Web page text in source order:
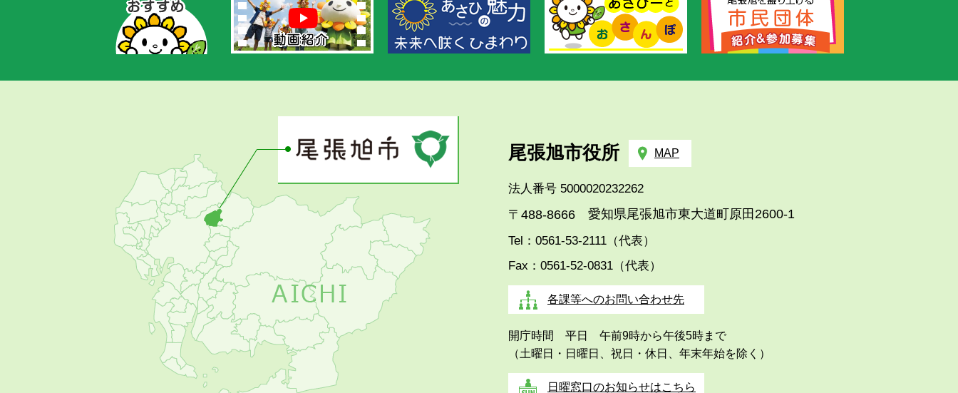
あ
す
め
尾張旭市役所 MAP
法人番号 5000020232262
〒488-8666 愛知県尾張旭市東大道町原田2600-1
Tel：0561-53-2111（代表）
Fax：0561-52-0831（代表）
各課等へのお問い合わせ先
開庁時間 平日 午前9時から午後5時まで
（土曜日・日曜日、祝日・休日、年末年始を除く）
日曜窓口のお知らせはこちら